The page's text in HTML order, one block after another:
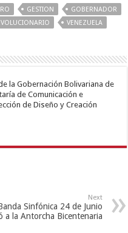
GESTION
GOBERNADOR
VENEZUELA
la Gobernación Bolivariana de
de Comunicación e
de Diseño y Creación
Next
Sinfónica 24 de Junio
a la Antorcha Bicentenaria